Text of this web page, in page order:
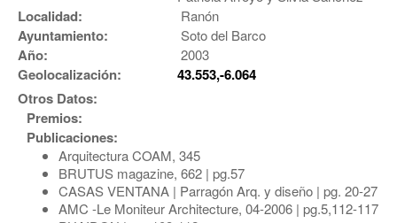
Localidad: Ranón
Ayuntamiento: Soto del Barco
Año: 2003
Geolocalización:
43.553,-6.064
Otros Datos:
Premios:
Publicaciones:
Arquitectura COAM, 345
BRUTUS magazine, 662 | pg.57
CASAS VENTANA | Parragón Arq. y diseño | pg. 20-27
AMC -Le Moniteur Architecture, 04-2006 | pg.5,112-117